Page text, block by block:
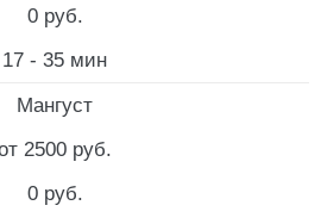
0 руб.
17 - 35 мин
Мангуст
2500 руб.
0 руб.